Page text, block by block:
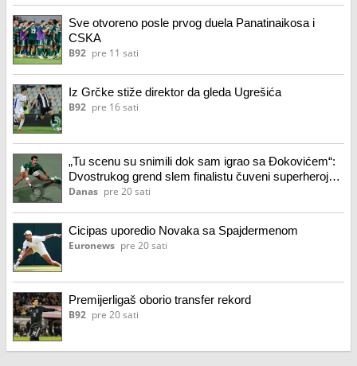
Sve otvoreno posle prvog duela Panatinaikosa i
CSKA
B92 pre 11 sati
Iz Grčke stiže direktor da gleda Ugrešića
B92 pre 16 sati
„Tu scenu su snimili dok sam igrao sa Đokovićem“:
Dvostrukog grend slem finalistu čuveni superheroj
podsetio na Novaka
Danas pre 20 sati
Cicipas uporedio Novaka sa Spajdermenom
Euronews pre 20 sati
Premijerligaš oborio transfer rekord
B92 pre 20 sati